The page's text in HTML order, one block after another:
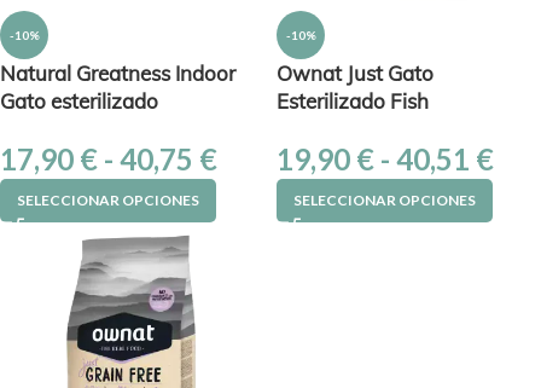
-10%
Natural Greatness Indoor
Gato esterilizado
17,90 € - 40,75 €
SELECCIONAR OPCIONES
-10%
Ownat Just Gato
Esterilizado Fish
19,90 € - 40,51 €
SELECCIONAR OPCIONES